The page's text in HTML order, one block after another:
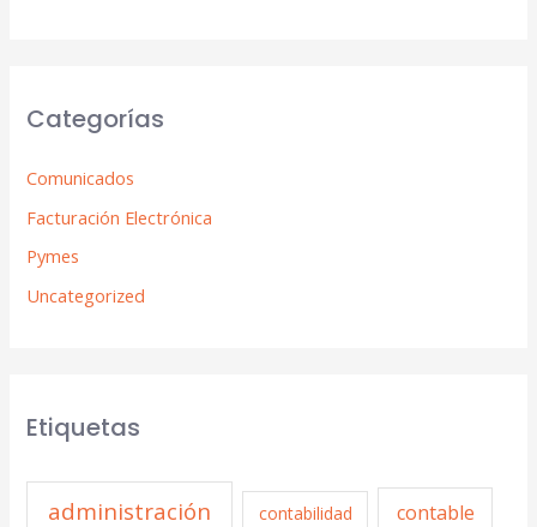
Categorías
Comunicados
Facturación Electrónica
Pymes
Uncategorized
Etiquetas
administración contabilidad contable